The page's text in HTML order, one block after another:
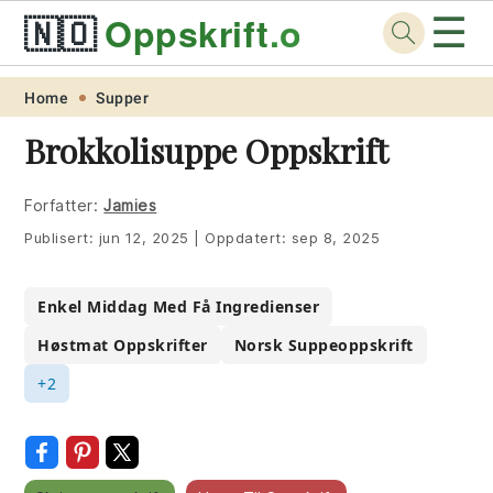
Skip
primary
navigation
Skip
main
content
Skip
primary
sidebar
Skip
footer
🇳🇴Oppskrift.org ☰
Home Supper
Brokkolisuppe Oppskrift
Forfatter: Jamies
Publisert: jun 12, 2025 Oppdatert: sep 8, 2025
Enkel Middag Med Få Ingredienser
Høstmat Oppskrifter
Norsk Suppeoppskrift
+2